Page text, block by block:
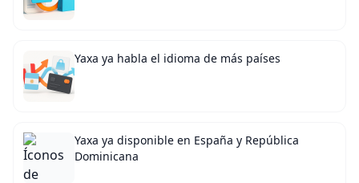
Yaxa ya habla el idioma de más países
Yaxa ya disponible en España y República
Dominicana